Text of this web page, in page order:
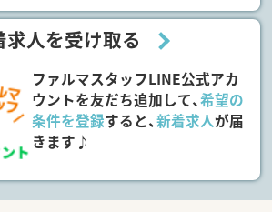
求人を受け取る
ファルマスタッフLINE公式アカ
ウントを友だち追加して、希望の
条件を登録すると、新着求人が届
きます♪